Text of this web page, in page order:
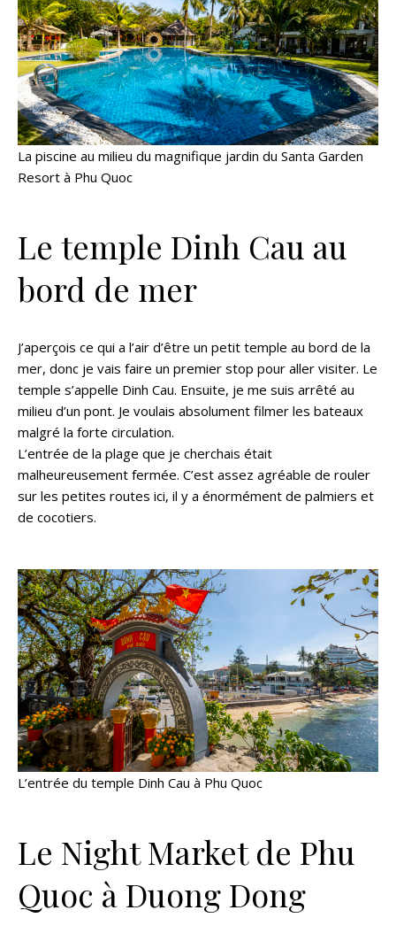
La piscine au milieu du magnifique jardin du Santa Garden
Resort à Phu Quoc
Le temple Dinh Cau au
bord de mer
J’aperçois ce qui a l’air d’être un petit temple au bord de la
mer, donc je vais faire un premier stop pour aller visiter. Le
temple s’appelle Dinh Cau. Ensuite, je me suis arrêté au
milieu d’un pont. Je voulais absolument filmer les bateaux
malgré la forte circulation.
L’entrée de la plage que je cherchais était
malheureusement fermée. C’est assez agréable de rouler
sur les petites routes ici, il y a énormément de palmiers et
de cocotiers.
L’entrée du temple Dinh Cau à Phu Quoc
Le Night Market de Phu
Quoc à Duong Dong